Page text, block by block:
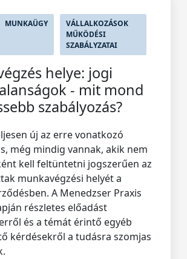
MUNKAÜGY
VÁLLALKOZÁSOK
MŰKÖDÉSI
SZABÁLYZATAI
helye: jogi
- mit mond
szabályozás?
új az erre vonatkozó
még mindig vannak, akik nem
kell feltüntetni jogszerűen az
munkavégzési helyét a
A Menedzser Praxis
részletes előadást
és a témát érintő egyéb
kérdésekről a tudásra szomjas